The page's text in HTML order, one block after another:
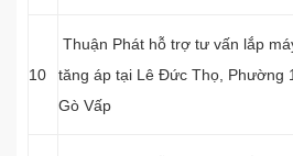
10
Thuận Phát hỗ trợ tư vấn lắp
tăng áp tại Lê Đức Thọ, Phường
Gò Vấp